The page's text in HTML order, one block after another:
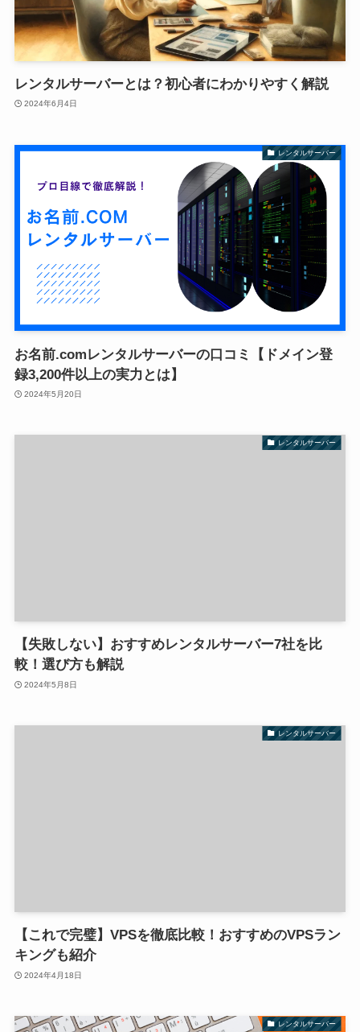
レンタルサーバーとは？初心者にわかりやすく解説
2024年6月4日
レンタルサーバー
お名前.comレンタルサーバーの口コミ【ドメイン登
録3,200件以上の実力とは】
2024年5月20日
レンタルサーバー
【失敗しない】おすすめレンタルサーバー7社を比
較！選び方も解説
2024年5月8日
レンタルサーバー
【これで完璧】VPSを徹底比較！おすすめのVPSラン
キングも紹介
2024年4月18日
レンタルサーバー